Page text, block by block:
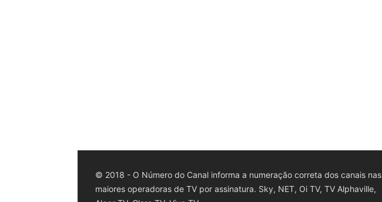
© 2018 - O Número do Canal informa a numeração correta dos canais nas
maiores operadoras de TV por assinatura. Sky, NET, Oi TV, TV Alphaville,